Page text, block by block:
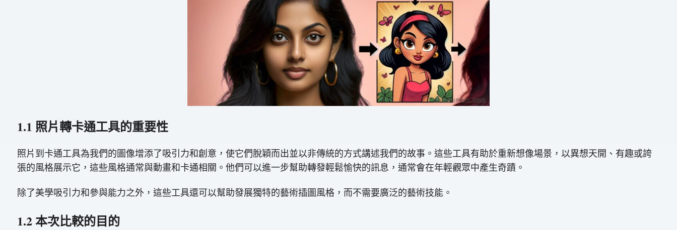
1.1 照片轉卡通工具的重要性
照片到卡通工具為我們的圖像增添了吸引力和創意，使它們脫穎而出並以非傳統的方式講述我們的故事。這些工具有助於重新想像場景，以異想天開、有趣或誇
張的風格展示它，這些風格通常與動畫和卡通相關。他們可以進一步幫助轉發輕鬆愉快的訊息，通常會在年輕觀眾中產生奇蹟。
除了美學吸引力和參與能力之外，這些工具還可以幫助發展獨特的藝術插圖風格，而不需要廣泛的藝術技能。
1.2 本次比較的目的